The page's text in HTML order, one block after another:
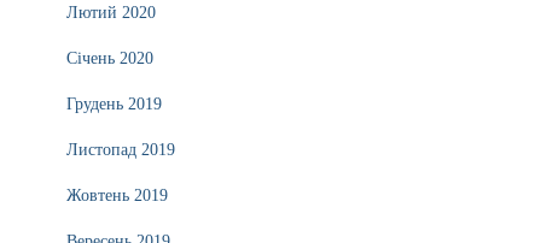
Лютий 2020
Січень 2020
Грудень 2019
Листопад 2019
Жовтень 2019